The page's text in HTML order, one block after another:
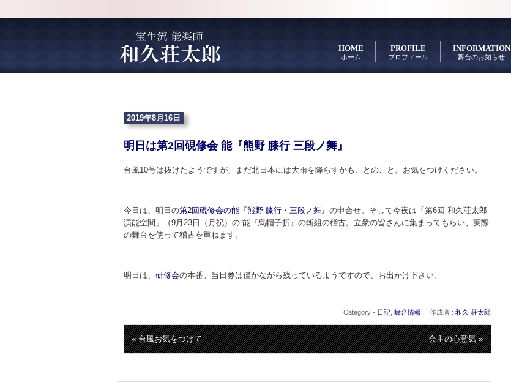
HOME
ホーム
PROFILE
プロフィール
INFORMATION
舞台のお知らせ
2019年8月16日
明日は第2回硯修会 能『熊野 膝行 三段ノ舞』
台風10号は抜けたようですが、まだ北日本には大雨を降らすかも、とのこと。お気をつけください。
今日は、明日の第2回硯修会の能『熊野 膝行・三段ノ舞』 の申合せ。そして今夜は「第6回 和久荘太郎
演能空間」（9月23日（月祝）の 能『烏帽子折』の斬組の稽古。立衆の皆さんに集まってもらい、実際
の舞台を使って稽古を重ねます。
明日は、 研修会の本番。当日券は僅かながら残っているようですので、お出かけ下さい。
Category - 日記, 舞台情報 作成者 : 和久 荘太郎
« 台風お気をつけて 会主の心意気 »